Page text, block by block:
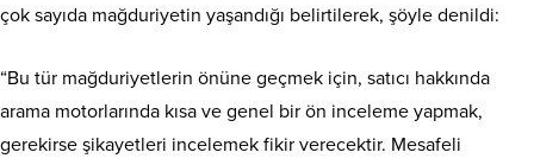
çok sayıda mağduriyetin yaşandığı belirtilerek, şöyle denildi:
“Bu tür mağduriyetlerin önüne geçmek için, satıcı hakkında
arama motorlarında kısa ve genel bir ön inceleme yapmak,
gerekirse şikayetleri incelemek fikir verecektir. Mesafeli